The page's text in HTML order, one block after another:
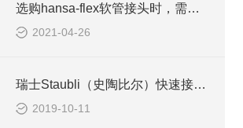
选购hansa-flex软管接头时，需考虑哪些因素？
2021-04-26
瑞士Staubli（史陶比尔）快速接头的主要参数
2019-10-11